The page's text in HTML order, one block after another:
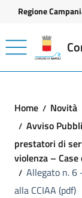
Vai ai contenuti
Vai al footer
Regione
Home
Novità
Avviso
prestatori di
violenza –
Allegato n. 6
alla CCIAA (pdf)